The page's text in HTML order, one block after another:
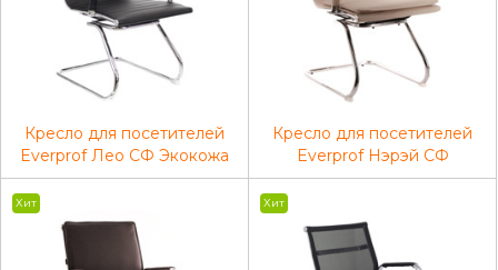
Кресло для посетителей
Everprof Лео СФ Экокожа
Черный
Кресло для посетителей
Everprof Нэрэй СФ
Экокожа Бежевый
Хит Хит